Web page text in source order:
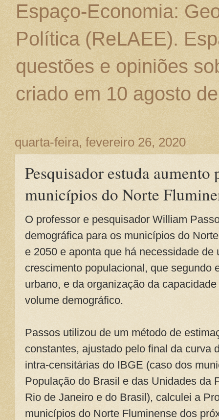
Espaço-Economia:
Política (ReLAEE).
questões e opiniões
criado em 10 agosto
quarta-feira, fevereiro 26, 2020
Pesquisador estuda
municípios do Norte
O professor e pesquisador William
demográfica para os municípios do
e 2050 e aponta que há necessidade
crescimento populacional, que segundo
urbano, e da organização da
volume demográfico.
Passos utilizou de um método de
constantes, ajustado pelo final da curva
intra-censitárias do IBGE (caso dos
População do Brasil e das Unidades da
Rio de Janeiro e do Brasil), calculei a
municípios do Norte Fluminense dos